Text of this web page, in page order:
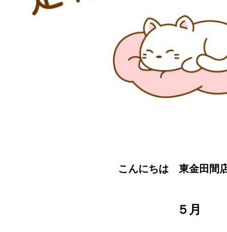
こんにちは 東金田間
５月